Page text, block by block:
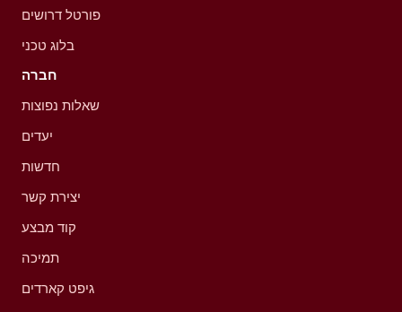
פורטל דרושים
בלוג טכני
חברה
שאלות נפוצות
יעדים
חדשות
יצירת קשר
קוד מבצע
תמיכה
גיפט קארדים